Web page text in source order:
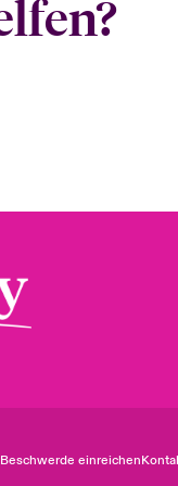
einreichen